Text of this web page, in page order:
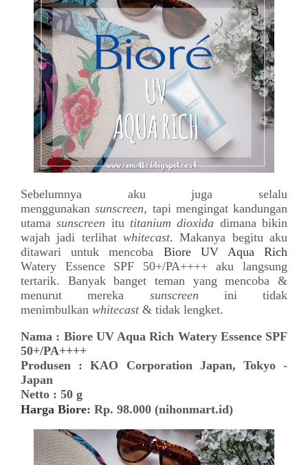
Sebelumnya aku juga selalu
menggunakansunscreen, tapi mengingat kandungan
utama sunscreen itu titanium dioxida dimana bikin
wajah jadi terlihat whitecast. Makanya begitu aku
ditawari untuk mencoba Biore UV Aqua Rich
Watery Essence SPF 50+/PA++++ aku langsung
tertarik. Banyak banget teman yang mencoba &
menurut mereka sunscreen ini tidak
menimbulkan whitecast& tidak lengket.
Nama : Biore UV Aqua Rich Watery Essence SPF
50+/PA++++
Produsen : KAO Corporation Japan, Tokyo -
Japan
Netto : 50 g
Harga Biore: Rp. 98.000 (nihonmart.id)